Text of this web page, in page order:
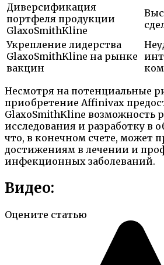
Диверсификация
портфеля продукции
GlaxoSmithKline
Укрепление лидерства
GlaxoSmithKline на рынке
вакцин
Несмотря на потенциальные
приобретение Affinivax
GlaxoSmithKline возможность
исследования и разработку в
что, в конечном счете, может
достижениям в лечении и
инфекционных заболеваний.
Видео:
Оцените статью